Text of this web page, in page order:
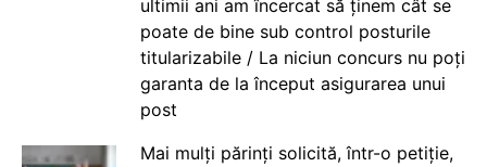
ultimii ani am încercat să ținem cât se
poate de bine sub control posturile
titularizabile / La niciun concurs nu poți
garanta de la început asigurarea unui
post
Mai mulți părinți solicită, într-o petiție,